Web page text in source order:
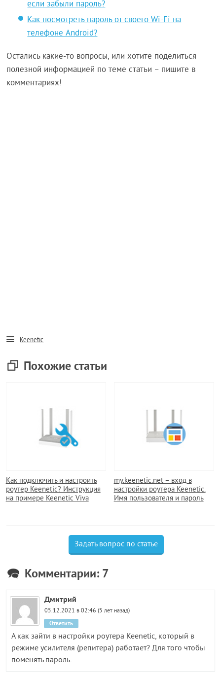
если забыли пароль?
Как посмотреть пароль от своего Wi-Fi на
телефоне Android?
Остались какие-то вопросы, или хотите поделиться
полезной информацией по теме статьи – пишите в
комментариях!
Keenetic
Похожие статьи
Как подключить и настроить
роутер Keenetic? Инструкция
на примере Keenetic Viva
my.keenetic.net – вход в
настройки роутера Keenetic.
Имя пользователя и пароль
Задать вопрос по статье
Комментарии: 7
Дмитрий
05.12.2021 в 02:46 (5 лет назад)
А как зайти в настройки роутера Keenetic, который в
режиме усилителя (репитера) работает? Для того чтобы
поменять пароль.
Ответить